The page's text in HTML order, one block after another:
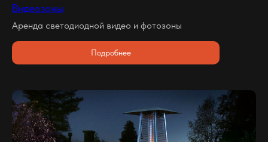
Видеозоны
Аренда светодиодной видео и фотозоны
Подробнее